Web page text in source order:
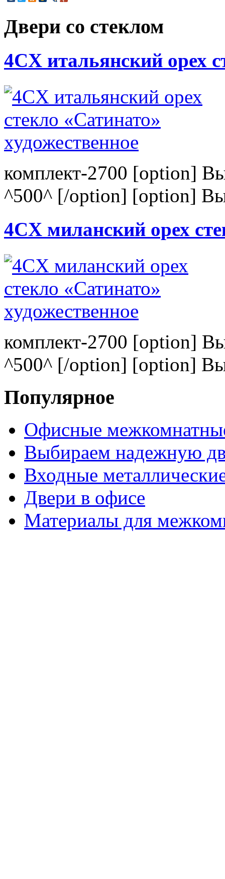
Двери со стеклом
4CХ итальянский орех
комплект-2700 [option]
^500^ [/option] [option]
4CХ миланский орех
комплект-2700 [option]
^500^ [/option] [option]
Популярное
Офисные
Выбираем надежную
Входные
Двери в офисе
Материалы для